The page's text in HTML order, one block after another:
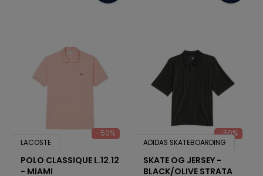
-50%
LACOSTE
POLO CLASSIQUE L.12.12
- MIAMI
-50%
ADIDAS SKATEBOARDING
SKATE OG JERSEY -
BLACK/OLIVE STRATA